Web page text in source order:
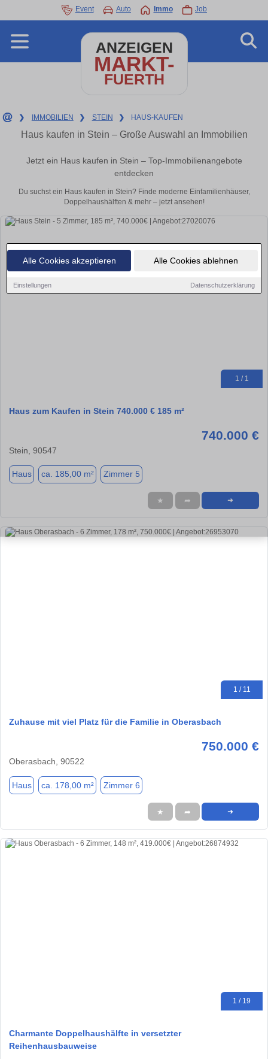
Alle Cookies akzeptieren Alle Cookies ablehnen
Einstellungen Datenschutzerklärung
Event Auto Immo Job
ANZEIGEN
MARKT-
FUERTH
❯ IMMOBILIEN ❯ STEIN ❯ HAUS-KAUFEN
Haus kaufen in Stein – Große Auswahl an Immobilien
Jetzt ein Haus kaufen in Stein – Top-Immobilienangebote
entdecken
Du suchst ein Haus kaufen in Stein? Finde moderne Einfamilienhäuser,
Doppelhaushälften & mehr – jetzt ansehen!
1 / 1
Haus zum Kaufen in Stein 740.000 € 185 m²
740.000 €
Stein, 90547
Haus ca. 185,00 m² Zimmer 5
★ ➦ ➜
1 / 11
Zuhause mit viel Platz für die Familie in Oberasbach
750.000 €
Oberasbach, 90522
Haus ca. 178,00 m² Zimmer 6
★ ➦ ➜
1 / 19
Charmante Doppelhaushälfte in versetzter
Reihenhausbauweise